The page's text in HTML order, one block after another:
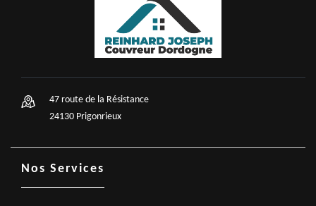
47 route de la Résistance
24130 Prigonrieux
Nos Services